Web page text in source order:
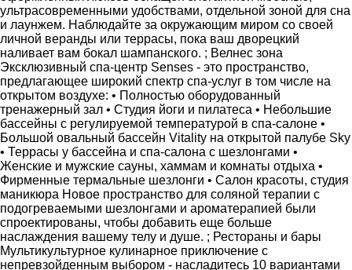
ультрасовременными удобствами, отдельной зоной для сна
и лаунжем. Наблюдайте за окружающим миром со своей
личной веранды или террасы, пока ваш дворецкий
наливает вам бокал шампанского. ; Велнес зона
Эксклюзивный спа-центр Senses - это пространство,
предлагающее широкий спектр спа-услуг в том числе на
открытом воздухе: • Полностью оборудованный
тренажерный зал • Студия йоги и пилатеса • Небольшие
бассейны с регулируемой температурой в спа-салоне •
Большой овальный бассейн Vitality на открытой палубе Sky
• Террасы у бассейна и спа-салона с шезлонгами •
Женские и мужские сауны, хаммам и комнаты отдыха •
Фирменные термальные шезлонги • Салон красоты, студия
маникюра Новое пространство для соляной терапии с
подогреваемыми шезлонгами и ароматерапией были
спроектированы, чтобы добавить еще больше
наслаждения вашему телу и душе. ; Рестораны и бары
Мультикультурное кулинарное приключение с
непревзойденным выбором - насладитесь 10 вариантами